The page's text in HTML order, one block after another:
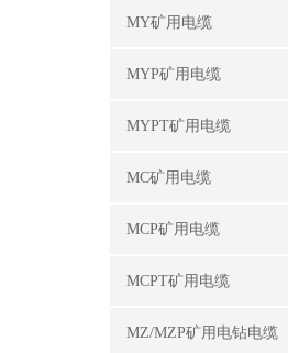
MY矿用电缆
MYP矿用电缆
MYPT矿用电缆
MC矿用电缆
MCP矿用电缆
MCPT矿用电缆
MZ/MZP矿用电钻电缆